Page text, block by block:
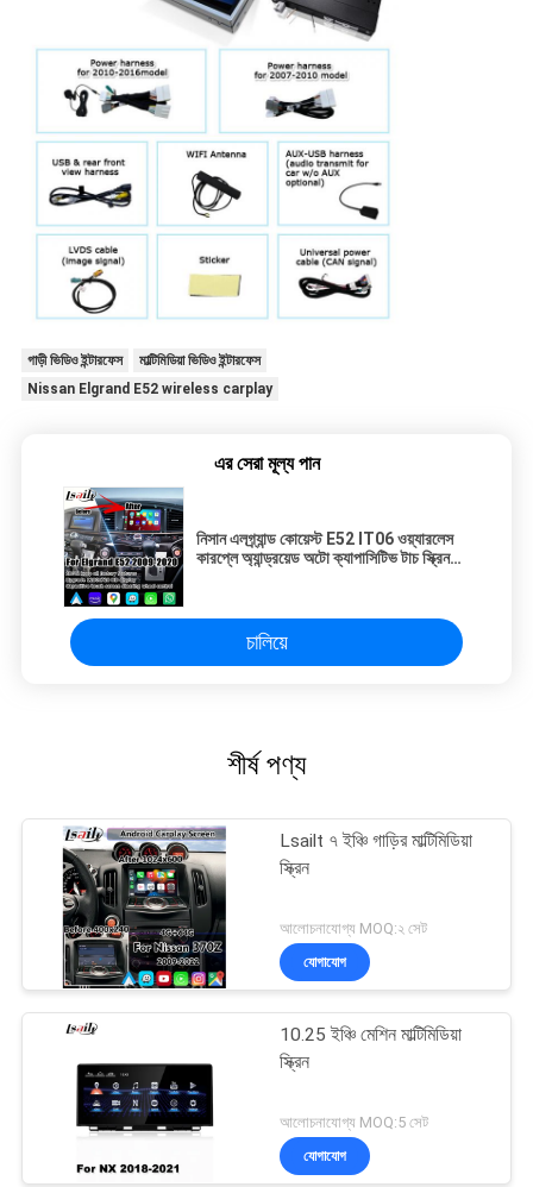
গাড়ী ভিডিও ইন্টারফেস
মাল্টিমিডিয়া ভিডিও ইন্টারফেস
Nissan Elgrand E52 wireless carplay
এর সেরা মূল্য পান
নিসান এলগ্র্যান্ড কোয়েস্ট E52 IT06 ওয়্যারলেস
কারপ্লে অ্যান্ড্রয়েড অটো ক্যাপাসিটিভ টাচ স্ক্রিন
চালিয়ে
শীর্ষ পণ্য
Lsailt ৭ ইঞ্চি গাড়ির মাল্টিমিডিয়া
স্ক্রিন
আলোচনাযোগ্য MOQ:২ সেট
যোগাযোগ
10.25 ইঞ্চি মেশিন মাল্টিমিডিয়া
স্ক্রিন
আলোচনাযোগ্য MOQ:5 সেট
যোগাযোগ